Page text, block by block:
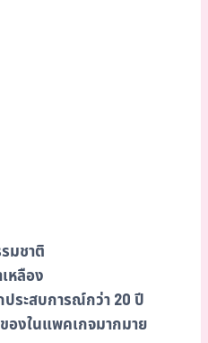
มชาติ
หลือง
ระสบการณ์กว่า 20 ปี
องในแพคเกจมากมาย